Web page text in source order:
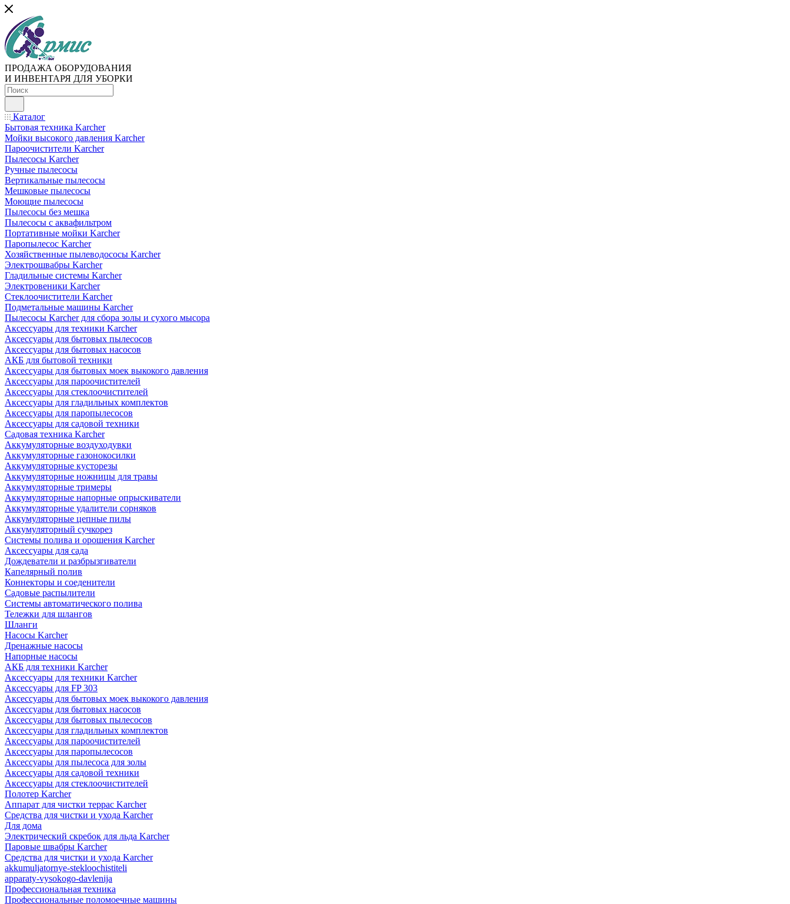
ПРОДАЖА ОБОРУДОВАНИЯ
И ИНВЕНТАРЯ ДЛЯ УБОРКИ
Каталог
Бытовая техника Karcher
Мойки высокого давления Karcher
Пароочистители Karcher
Пылесосы Karcher
Ручные пылесосы
Вертикальные пылесосы
Мешковые пылесосы
Моющие пылесосы
Пылесосы без мешка
Пылесосы с аквафильтром
Портативные мойки Karcher
Паропылесос Karcher
Хозяйственные пылеводососы Karcher
Электрошвабры Karcher
Гладильные системы Karcher
Электровеники Karcher
Стеклоочистители Karcher
Подметальные машины Karcher
Пылесосы Karcher для сбора золы и сухого мысора
Аксессуары для техники Karcher
Аксессуары для бытовых пылесосов
Аксессуары для бытовых насосов
АКБ для бытовой техники
Аксессуары для бытовых моек выкокого давления
Аксессуары для пароочистителей
Аксессуары для стеклоочистителей
Аксессуары для гладильных комплектов
Аксессуары для паропылесосов
Аксессуары для садовой техники
Садовая техника Karcher
Аккумуляторные воздуходувки
Аккумуляторные газонокосилки
Аккумуляторные кусторезы
Аккумуляторные ножницы для травы
Аккумуляторные тримеры
Аккумуляторные напорные опрыскиватели
Аккумуляторные удалители сорняков
Аккумуляторные цепные пилы
Аккумуляторный сучкорез
Системы полива и орошения Karcher
Аксессуары для сада
Дождеватели и разбрызгиватели
Капелярный полив
Коннекторы и соеденители
Садовые распылители
Системы автоматического полива
Тележки для шлангов
Шланги
Насосы Karcher
Дренажные насосы
Напорные насосы
АКБ для техники Karcher
Аксессуары для техники Karcher
Аксессуары для FP 303
Аксессуары для бытовых моек выкокого давления
Аксессуары для бытовых насосов
Аксессуары для бытовых пылесосов
Аксессуары для гладильных комплектов
Аксессуары для пароочистителей
Аксессуары для паропылесосов
Аксессуары для пылесоса для золы
Аксессуары для садовой техники
Аксессуары для стеклоочистителей
Полотер Karcher
Аппарат для чистки террас Karcher
Средства для чистки и ухода Karcher
Для дома
Электрический скребок для льда Karcher
Паровые швабры Karcher
Средства для чистки и ухода Karcher
akkumuljatornye-stekloochistiteli
apparaty-vysokogo-davlenija
Профессиональная техника
Профессиональные поломоечные машины